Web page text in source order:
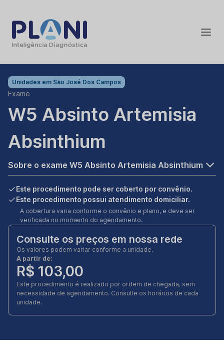
Unidades em São José Dos Campos
Exame
W5 Absinto Artemisia
Absinthium
Sobre o exame W5 Absinto Artemisia Absinthium
Este procedimento pode ser coberto por convênio.
Este procedimento possui atendimento domiciliar.
A cobertura varia conforme o convênio e plano, e deve ser
verificada no momento do agendamento.
Consulte os preços em nossa rede
Os valores podem variar conforme a unidade.
A partir de:
R$ 103,00
Este procedimento é realizado por ordem de chegada, sem
necessidade de agendamento. Consulte os horários de cada
unidade.